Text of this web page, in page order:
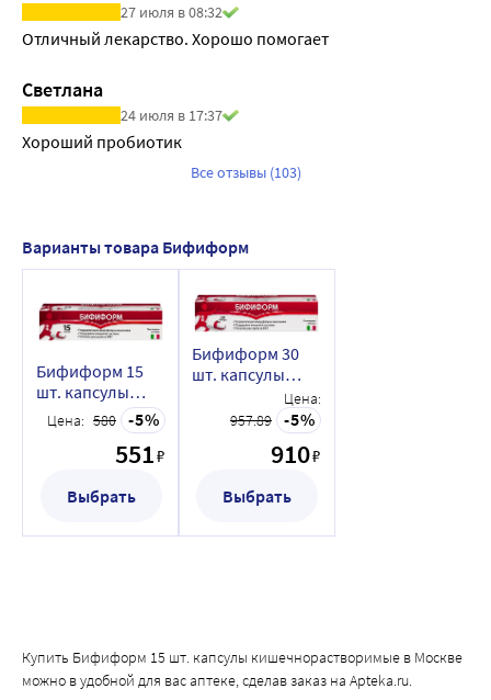
27 июля в 08:32
Отличный лекарство. Хорошо помогает
Светлана
24 июля в 17:37
Хороший пробиотик
Все отзывы (103)
Варианты товара Бифиформ
Бифиформ 15
шт. капсулы
кишечнорастворимые
Цена: 580 5
551₽
Выбрать
Бифиформ 30
шт. капсулы
кишечнорастворимые
Цена:
957.89
5
910₽
Выбрать
Купить Бифиформ 15 шт. капсулы кишечнорастворимые в Москве
можно в удобной для вас аптеке, сделав заказ на Apteka.ru.